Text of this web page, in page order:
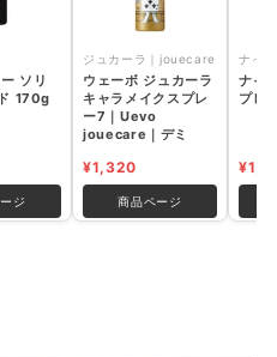
レー5 50g｜NINE
ー9｜NINE
レー0 60g｜NINE
ュカーラ キャラメイクスプレー
ミ
カーラ キャラメイクスプレー
ミ
ソリ
170g
ジ
ジュカーラ｜jouecare
ウェーボ ジュカーラ
キャラメイクスプレ
ー7｜Uevo
jouecare｜デミ
¥1,320
商品ページ
ナイ
ナイ
プレ